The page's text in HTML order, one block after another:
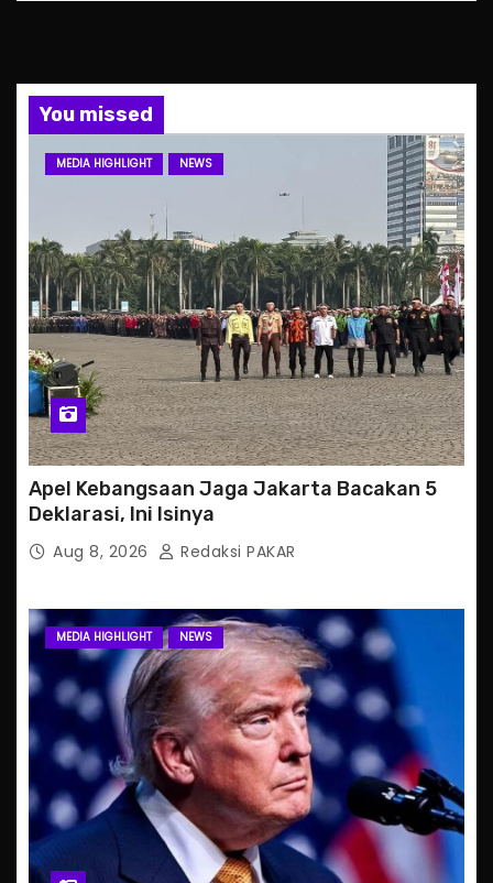
You missed
MEDIA HIGHLIGHT NEWS
Apel Kebangsaan Jaga Jakarta Bacakan 5
Deklarasi, Ini Isinya
Aug 8, 2026 Redaksi PAKAR
MEDIA HIGHLIGHT NEWS